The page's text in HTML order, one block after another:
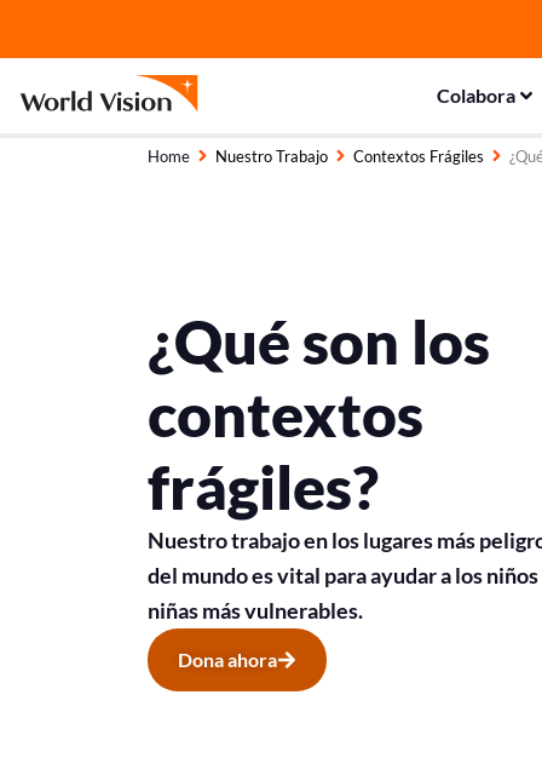
Colabora
Home Nuestro Trabajo Contextos Frágiles
¿Qué son los
contextos
frágiles?
Nuestro trabajo en los lugares más
del mundo es vital para ayudar a los niños
niñas más vulnerables.
Dona ahora